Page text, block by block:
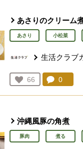
あさりのクリーム
あさり 小松菜
生活クラブ
お気に入り登録：
66
人が登録
コメン
0
沖縄風豚の角煮
豚肉 煮る